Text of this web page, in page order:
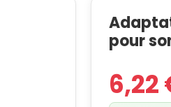
pour
6,22